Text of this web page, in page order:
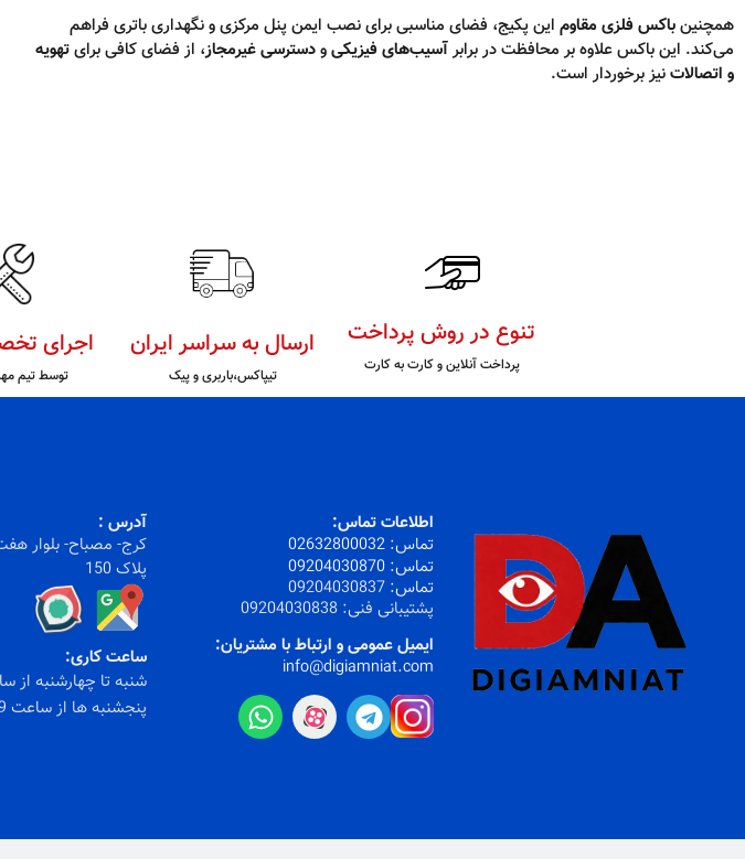
همچنینباکس فلزی مقاوم این پکیج، فضای مناسبی برای نصب ایمن پنل مرکزی و نگهداری باتری فراهم
می‌کند. این باکس علاوه بر محافظت در برابرآسیب‌های فیزیکیودسترسی غیرمجاز، از فضای کافی برایتهویه
و اتصالاتنیز برخوردار است.
تنوع در روش پرداخت
پرداخت آنلاین و کارت به کارت
ارسال به سراسر ایران
تیپاکس،باربری و پیک
اجرای
توسط تیم
اطلاعات تماس:
تماس:
02632800032
تماس: 09204030870
تماس: 09204030837
پشتیبانی فنی: 09204030838
ایمیل عمومی و ارتباط با مشتریان:
info@digiamniat.com
آدرس :
کرج- مصباح- بلوار
پلاک 150
ساعت کاری:
شنبه تا چهارشنبه از ساعت 9
پنجشنبه ها از ساعت 9 الی 18